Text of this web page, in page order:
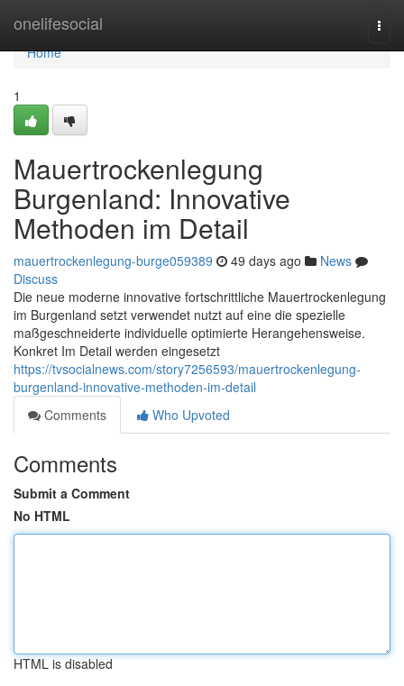
onelifesocial
Home
Home
1
Mauertrockenlegung
Burgenland: Innovative
Methoden im Detail
mauertrockenlegung-burge059389 49 days ago
News
Discuss
Die neue moderne innovative fortschrittliche Mauertrockenlegung
im Burgenland setzt verwendet nutzt auf eine die spezielle
maßgeschneiderte individuelle optimierte Herangehensweise.
Konkret Im Detail werden eingesetzt
https://tvsocialnews.com/story7256593/mauertrockenlegung-
burgenland-innovative-methoden-im-detail
Comments
Who Upvoted
Comments
Submit a Comment
No HTML
HTML is disabled